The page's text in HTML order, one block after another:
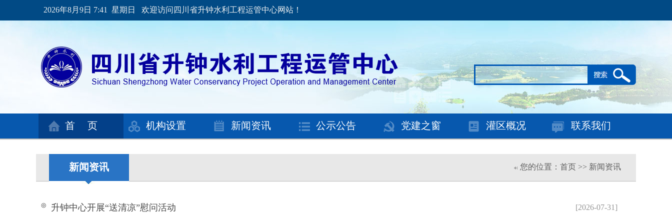
2026年8月9日 7:41 星期日 欢迎访问四川省升钟水利工程运管中心网站！
首 页 机构设置 新闻资讯 公示公告 党建之窗 灌区概况 联系我们
新闻资讯 您的位置：首页 >> 新闻资讯
◎ 升钟中心开展“送清凉”慰问活动 [2026-07-31]